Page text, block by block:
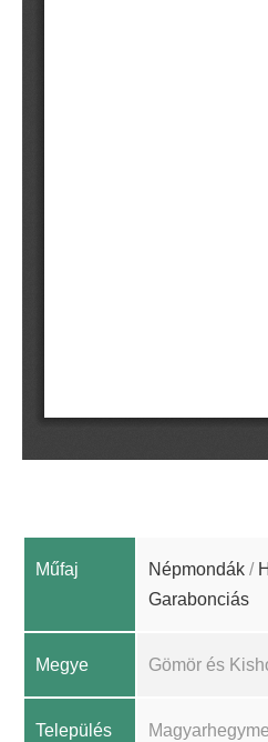
Műfaj Népmondák /
Garabonciás
Megye Gömör és
Település